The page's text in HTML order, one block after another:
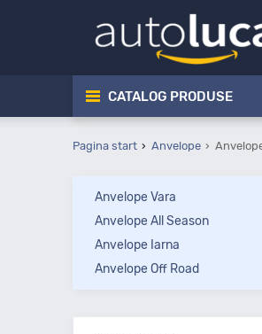
CATALOG PRODUSE
Pagina start Anvelope
Anvelope Vara
Anvelope All Season
Anvelope Iarna
Anvelope Off Road